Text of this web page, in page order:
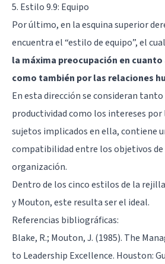
5. Estilo 9.9: Equipo
Por último, en la esquina superior
encuentra el “estilo de equipo”, el cual
la máxima preocupación en
como también por las relaciones
En esta dirección se consideran
productividad como los intereses
sujetos implicados en ella, contiene
compatibilidad entre los objetivos de
organización.
Dentro de los cinco estilos de la
y Mouton, este resulta ser el ideal.
Referencias bibliográficas:
Blake, R.; Mouton, J. (1985). The
to Leadership Excellence. Houston: